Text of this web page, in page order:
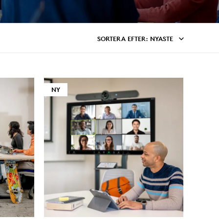
SORTERA EFTER : NYASTE
NY